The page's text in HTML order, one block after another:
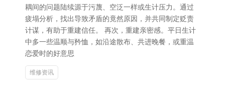
耦间的问题陆续源于污蔑、空泛一样或生计压力。通过
疲塌分析，找出导致矛盾的竟然原因，并共同制定贬责
计谋，有助于重建信任。 再次，重建亲密感。平日生计
中多一些温顺与矜恤，如沿途散布、共进晚餐，或重温
恋爱时的好意思
维修资讯